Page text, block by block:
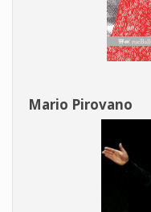
Mario Pirovano